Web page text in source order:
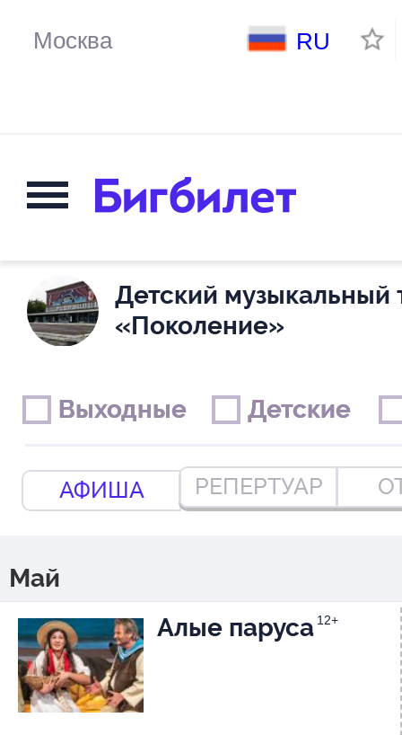
RU
Детский музыкальный
«Поколение»
АФИША РЕПЕРТУАР
Выходные
Выходные Детские
Детские
Май
Алые паруса 12+